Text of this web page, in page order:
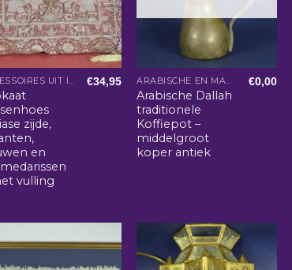
ACCESSOIRES UIT INDIA
zijde,
en
vulling
€34,95 ARABISCHE EN MAROKKAANSE WOONACCESSOIRES
Arabische Dallah
traditionele
Koffiepot –
middelgroot
koper antiek
€0,00